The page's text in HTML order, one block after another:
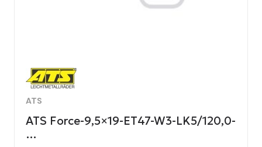
ATS
ATS Force-9,5×19-ET47-W3-LK5/120,0-
…